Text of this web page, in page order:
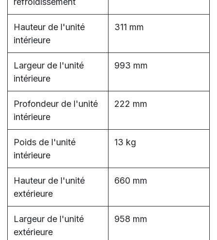
Hauteur de l'unité
intérieure
311 mm
Largeur de l'unité
intérieure
993 mm
Profondeur de l'unité
intérieure
222 mm
Poids de l'unité
intérieure
13 kg
Hauteur de l'unité
extérieure
660 mm
Largeur de l'unité
extérieure
958 mm